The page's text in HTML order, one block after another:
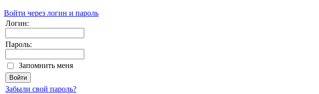
Войти через логин и пароль
Логин:
Пароль:
Запомнить меня
Забыли свой пароль?